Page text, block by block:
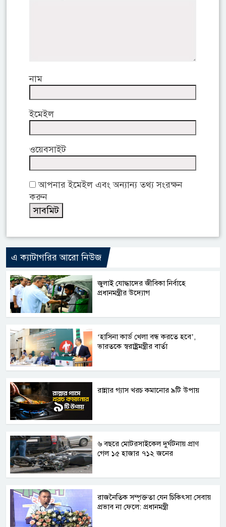
নাম
ইমেইল
ওয়েবসাইট
আপনার ইমেইল এবং অন্যান্য তথ্য সংরক্ষন
করুন
এ ক্যাটাগরির আরো নিউজ
জুলাই যোদ্ধাদের জীবিকা নির্বাহে
প্রধানমন্ত্রীর উদ্যোগ
‘হাসিনা কার্ড খেলা বন্ধ করতে হবে’,
ভারতকে স্বরাষ্ট্রমন্ত্রীর বার্তা
রান্নার গ্যাস খরচ কমানোর ৯টি উপায়
৬ বছরে মোটরসাইকেল দুর্ঘটনায় প্রাণ
গেল ১৫ হাজার ৭১২ জনের
রাজনৈতিক সম্পৃক্ততা যেন চিকিৎসা সেবায়
প্রভাব না ফেলে: প্রধানমন্ত্রী